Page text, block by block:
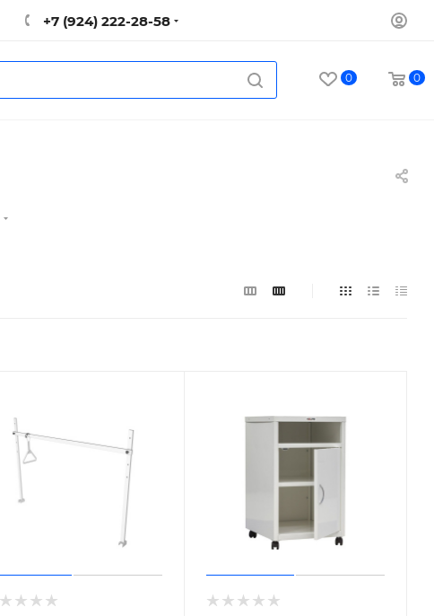
+7 (924) 222-28-58
0 0